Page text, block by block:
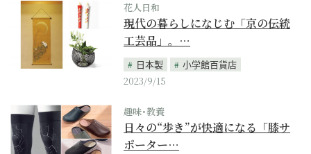
花人日和
現代の暮らしになじむ「京の伝統
工芸品」。…
日本製
小学館百貨店
2023/9/15
趣味･教養
日々の“歩き”が快適になる「膝サ
ポーター…